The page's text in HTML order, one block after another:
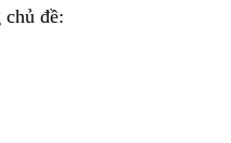
đề: